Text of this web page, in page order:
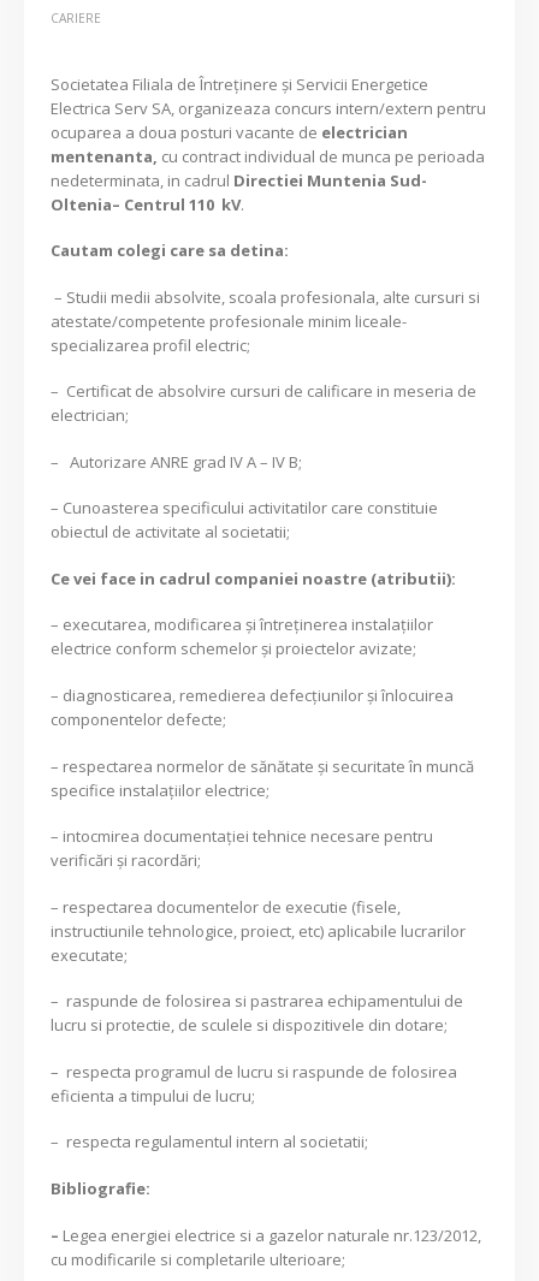
CARIERE
Societatea Filiala de Întreţinere şi Servicii Energetice
Electrica Serv SA, organizeaza concurs intern/extern pentru
ocuparea a doua posturi vacante de electrician
mentenanta, cu contract individual de munca pe perioada
nedeterminata, in cadrul Directiei Muntenia Sud-
Oltenia– Centrul 110 kV.
Cautam colegi care sa detina:
– Studii medii absolvite, scoala profesionala, alte cursuri si
atestate/competente profesionale minim liceale-
specializarea profil electric;
– Certificat de absolvire cursuri de calificare in meseria de
electrician;
– Autorizare ANRE grad IV A – IV B;
– Cunoasterea specificului activitatilor care constituie
obiectul de activitate al societatii;
Ce vei face in cadrul companiei noastre (atributii):
– executarea, modificarea și întreținerea instalațiilor
electrice conform schemelor și proiectelor avizate;
– diagnosticarea, remedierea defecțiunilor și înlocuirea
componentelor defecte;
– respectarea normelor de sănătate și securitate în muncă
specifice instalațiilor electrice;
– intocmirea documentației tehnice necesare pentru
verificări și racordări;
– respectarea documentelor de executie (fisele,
instructiunile tehnologice, proiect, etc) aplicabile lucrarilor
executate;
– raspunde de folosirea si pastrarea echipamentului de
lucru si protectie, de sculele si dispozitivele din dotare;
– respecta programul de lucru si raspunde de folosirea
eficienta a timpului de lucru;
– respecta regulamentul intern al societatii;
Bibliografie:
– Legea energiei electrice si a gazelor naturale nr.123/2012,
cu modificarile si completarile ulterioare;